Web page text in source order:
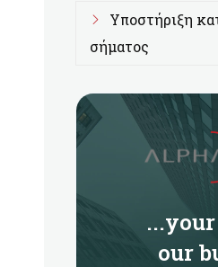
Υποστήριξη
σήματος
our